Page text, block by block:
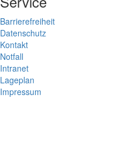
Barrierefreiheit
Datenschutz
Kontakt
Notfall
Intranet
Lageplan
Impressum